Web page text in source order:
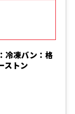
冷凍バン：格
ストン